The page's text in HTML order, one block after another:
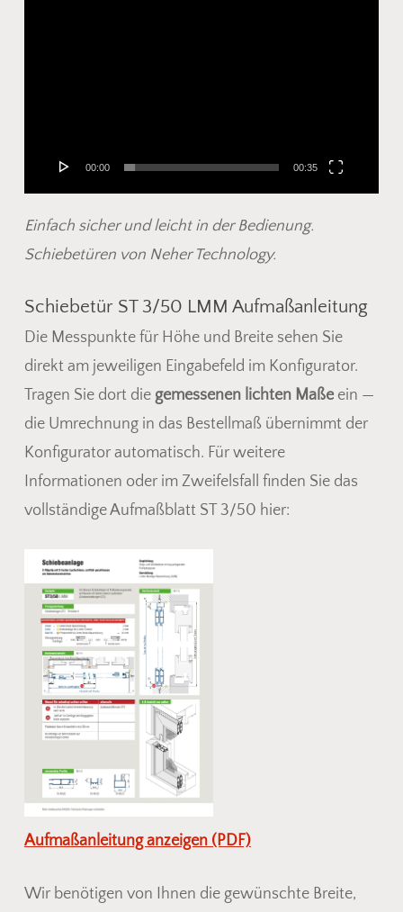
00:00 00:35
Einfach sicher und leicht in der Bedienung.
Schiebetüren von Neher Technology.
Schiebetür ST 3/50 LMM Aufmaßanleitung
Die Messpunkte für Höhe und Breite sehen Sie
direkt am jeweiligen Eingabefeld im Konfigurator.
Tragen Sie dort die gemessenen lichten Maßeein —
die Umrechnung in das Bestellmaß übernimmt der
Konfigurator automatisch. Für weitere
Informationen oder im Zweifelsfall finden Sie das
vollständige Aufmaßblatt ST 3/50 hier:
Aufmaßanleitung anzeigen (PDF)
Wir benötigen von Ihnen die gewünschte Breite,